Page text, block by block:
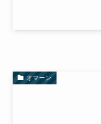
オマーン